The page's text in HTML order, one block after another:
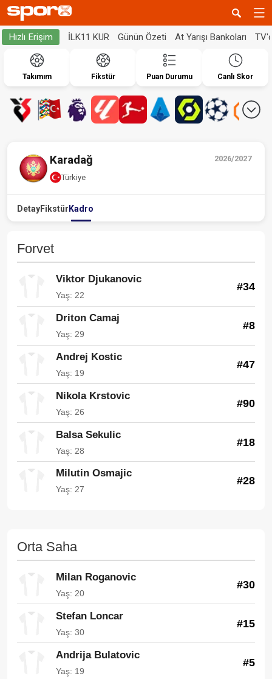
Hızlı Erişim İLK11 KUR Günün Özeti At Yarışı Bankoları
Takımım Fikstür Puan Durumu Canlı Skor
2026/2027
Karadağ
Türkiye
DetayFikstür Kadro
Forvet
Viktor Djukanovic
Yaş: 22
#34
Driton Camaj
Yaş: 29
#8
Andrej Kostic
Yaş: 19
#47
Nikola Krstovic
Yaş: 26
#90
Balsa Sekulic
Yaş: 28
#18
Milutin Osmajic
Yaş: 27
#28
Orta Saha
Milan Roganovic
Yaş: 20
#30
Stefan Loncar
Yaş: 30
#15
Andrija Bulatovic
Yaş: 19
#5